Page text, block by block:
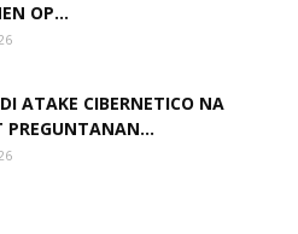
OP...
DI ATAKE CIBERNETICO NA
PREGUNTANAN...